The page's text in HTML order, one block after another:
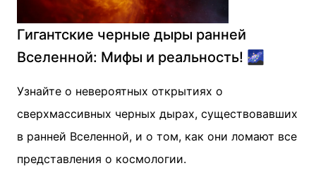
Гигантские черные дыры ранней
Вселенной: Мифы и реальность! 🌌
Узнайте о невероятных открытиях о
сверхмассивных черных дырах, существовавших
в ранней Вселенной, и о том, как они ломают все
представления о космологии.